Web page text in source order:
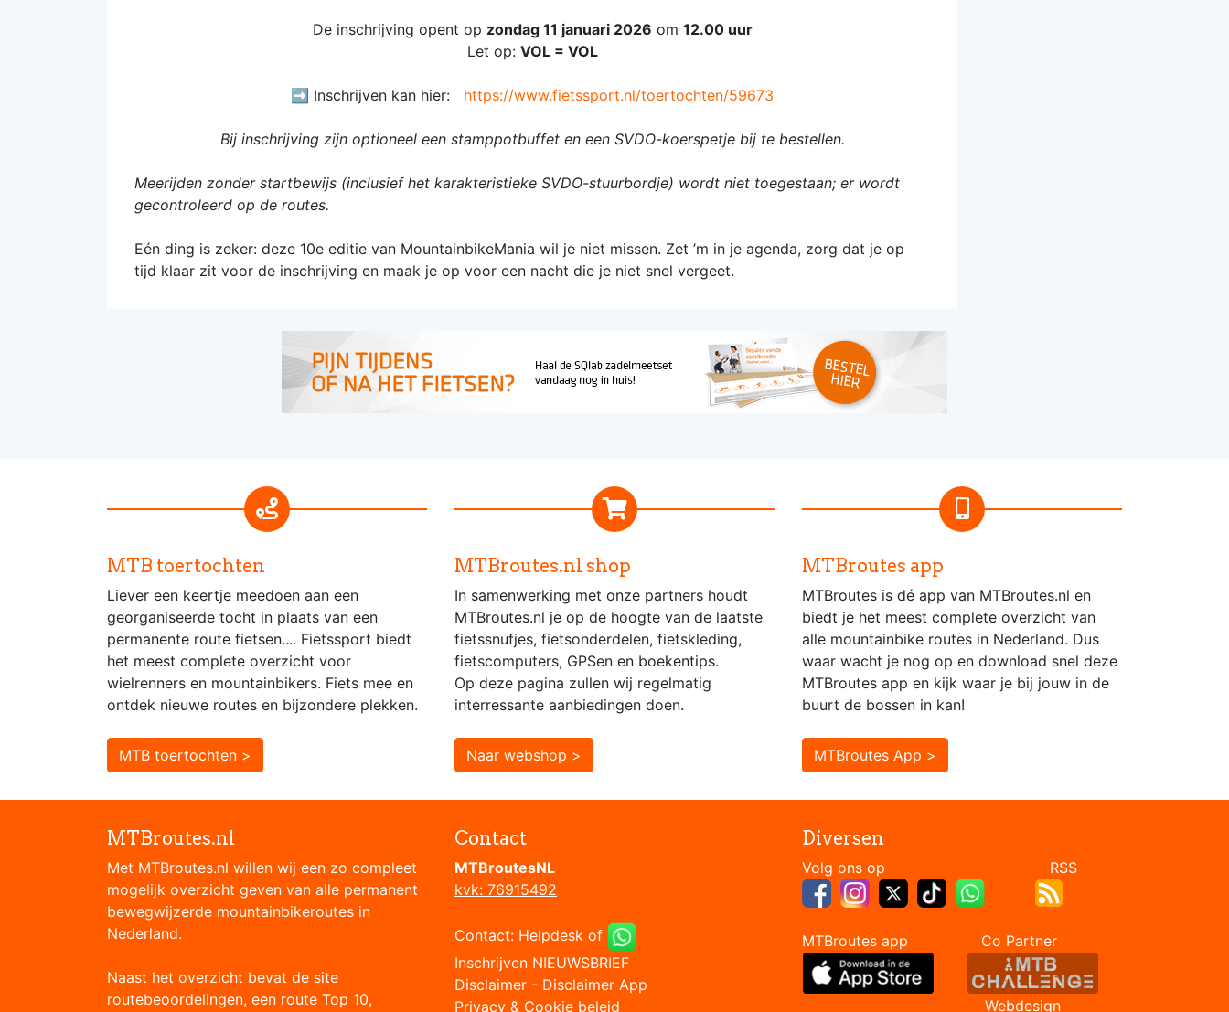
De inschrijving opent op zondag 11 januari 2026 om 12.00 uur
Let op: VOL = VOL
➡️ Inschrijven kan hier: https://www.fietssport.nl/toertochten/59673
Bij inschrijving zijn optioneel een stamppotbuffet en een SVDO-koerspetje bij te bestellen.
Meerijden zonder startbewijs (inclusief het karakteristieke SVDO-stuurbordje) wordt niet toegestaan; er wordt
gecontroleerd op de routes.
Eén ding is zeker: deze 10e editie van MountainbikeMania wil je niet missen. Zet ’m in je agenda, zorg dat je op
tijd klaar zit voor de inschrijving en maak je op voor een nacht die je niet snel vergeet.
MTB toertochten
Liever een keertje meedoen aan een
georganiseerde tocht in plaats van een
permanente route fietsen.... Fietssport biedt
het meest complete overzicht voor
wielrenners en mountainbikers. Fiets mee en
ontdek nieuwe routes en bijzondere plekken.
MTB toertochten >
MTBroutes.nl shop
In samenwerking met onze partners houdt
MTBroutes.nl je op de hoogte van de laatste
fietssnufjes, fietsonderdelen, fietskleding,
fietscomputers, GPSen en boekentips.
Op deze pagina zullen wij regelmatig
interressante aanbiedingen doen.
Naar webshop >
MTBroutes app
MTBroutes is dé app van MTBroutes.nl en
biedt je het meest complete overzicht van
alle mountainbike routes in Nederland. Dus
waar wacht je nog op en download snel deze
MTBroutes app en kijk waar je bij jouw in de
buurt de bossen in kan!
MTBroutes App >
MTBroutes.nl
Met MTBroutes.nl willen wij een zo compleet
mogelijk overzicht geven van alle permanent
bewegwijzerde mountainbikeroutes in
Nederland.
Naast het overzicht bevat de site
routebeoordelingen, een route Top 10,
Contact
MTBroutesNL
kvk: 76915492
Contact: Helpdesk of
Inschrijven NIEUWSBRIEF
Disclaimer - Disclaimer App
Privacy & Cookie beleid
Diversen
Volg ons op RSS
MTBroutes app Co Partner
Webdesign